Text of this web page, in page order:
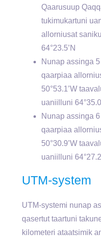
Qaarusuup
tukimukartuni
allorniusat
64°23.5’N
Nunap assinga
qaarpiaa
50°53.1’W
uaniilluni
Nunap assinga
qaarpiaa
50°30.9’W
uaniilluni
UTM-system
UTM-systemi nunap
qasertut taartuni
kilometeri ataatsimik